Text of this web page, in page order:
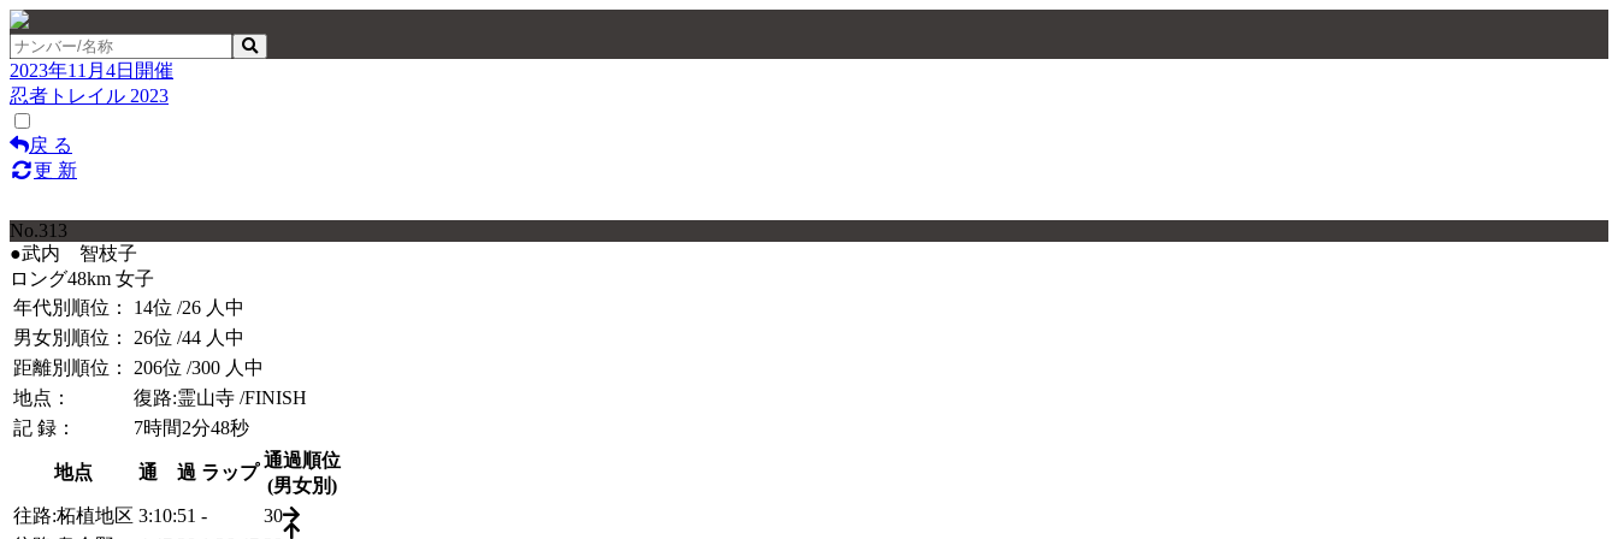
2023年11月4日開催
忍者トレイル 2023
戻 る
更 新
No.313
●武内 智枝子
ロング48km 女子
年代別順位：
14位 /26 人中
男女別順位：
26位 /44 人中
距離別順位：
206位 /300 人中
地点：
復路:霊山寺 /FINISH
記 録：
7時間2分48秒
地点 通 過 ラップ
通過順位
(男女別)
往路:柘植地区 3:10:51 -
30